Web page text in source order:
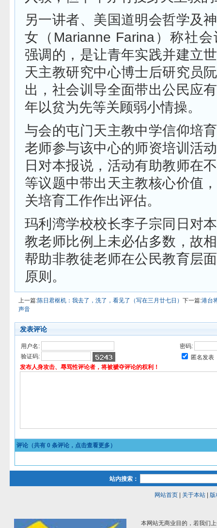
另一讲者、美国道明会哲学及
女（Marianne Farina）称社
强调的，是让青年实践并建立
天主教研究中心博士后研究员
出，社会训导全面带出公民应
年以贫为先等关顾弱小情操。
与会的屯门天主教中学信仰培
老师参与该中心的师资培训活
日对本报说，活动有助教师在
等议题中带出天主教核心价值
关培育工作作出评估。
玛利湾学校校长李子宗同日对
教老师比例上未必佔多数，故
帮助非教徒老师在公民教育层
原则。
上一篇:陈日君枢机：我去了，洗了，看见了（写在三月廿七日） 下一篇:港台
声音
发表评论
用户名:
密码:
验证码:
匿名发表
发布人身攻击、辱骂性评论者，将被褫夺评论的权利！
评论（共有 0 条评论，点击查看更多）
站内搜索：
网站首页| 关于本站| 版
本网站无商业目的，若我们